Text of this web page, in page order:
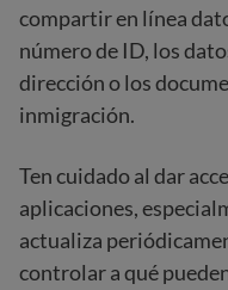
compartir en línea
número de ID, los
dirección o los
inmigración.
Ten cuidado al dar
aplicaciones,
actualiza
controlar a qué